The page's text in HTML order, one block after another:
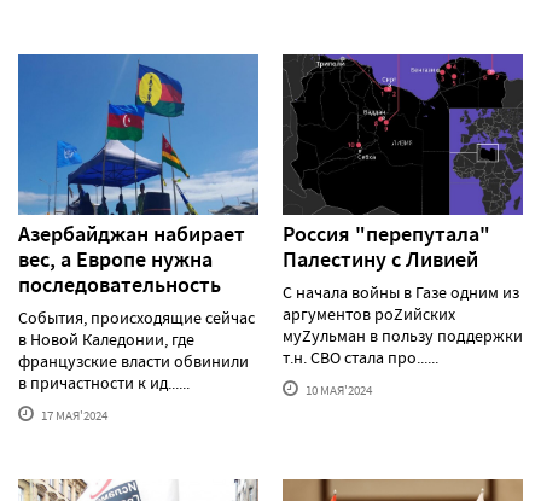
Азербайджан набирает
вес, а Европе нужна
последовательность
События, происходящие сейчас
в Новой Каледонии, где
французские власти обвинили
в причастности к ид......
17 МАЯ'2024
Россия "перепутала"
Палестину с Ливией
С начала войны в Газе одним из
аргументов роZийских
муZульман в пользу поддержки
т.н. СВО стала про......
10 МАЯ'2024